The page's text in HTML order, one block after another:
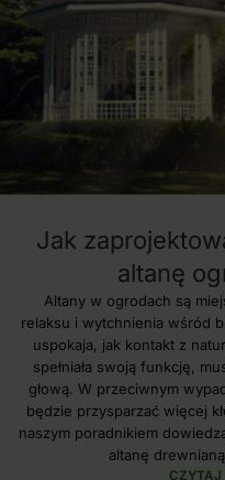
Jak
altanę
Altany w ogrodach są
relaksu i wytchnienia wśród
uspokaja, jak kontakt z
spełniała swoją funkcję,
głową. W przeciwnym
będzie przysparzać więcej
naszym poradnikiem
altanę
CZYTAJ